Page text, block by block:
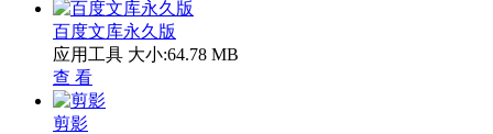
百度文库永久版
应用工具 大小:64.78 MB
查 看
剪影